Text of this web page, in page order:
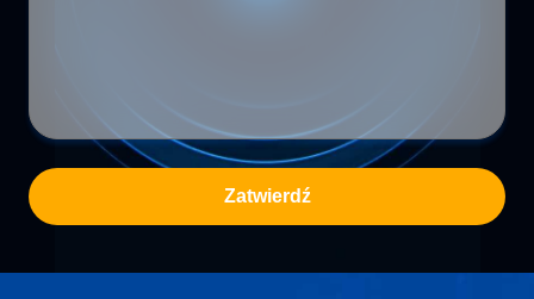
Zatwierdź